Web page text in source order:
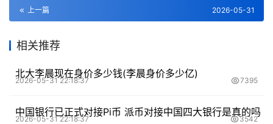
上一篇 2026-05-31
相关推荐
北大李晨现在身价多少钱(李晨身价多少亿)
2026-05-31 22:18:37 7395
中国银行已正式对接Pi币 派币对接中国四大银行是真的吗
2026-05-31 22:18:37 3542